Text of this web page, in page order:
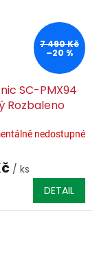
7 490 Kč
–20 %
SC-PMX94
Rozbaleno
nedostupné
/ ks
DETAIL